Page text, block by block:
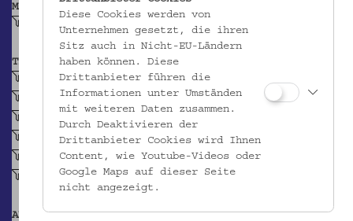
MATERIAL
TECHNIK
Leinwandbindiges Gewebe
bedruckt (Textil)
Reservedruck
gefärbt (Textil)
Nadelspitze
ABBILDUNG
Diese Cookies werden von
Unternehmen gesetzt, die ihren
Sitz auch in Nicht-EU-Ländern
haben können. Diese
Drittanbieter führen die
Informationen unter Umständen
mit weiteren Daten zusammen.
Durch Deaktivieren der
Drittanbieter Cookies wird Ihnen
Content, wie Youtube-Videos oder
Google Maps auf dieser Seite
nicht angezeigt.